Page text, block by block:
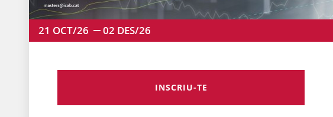
21 OCT/26 02 DES/26
INSCRIU-TE